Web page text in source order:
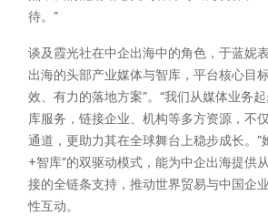
待。”
谈及霞光社在中企出海中的角色，于蓝妮
出海的头部产业媒体与智库，平台核心目
效、有力的落地方案”。“我们从媒体业务
库服务，链接企业、机构等多方资源，不
通道，更助力其在全球舞台上稳步成长。”
+智库”的双驱动模式，能为中企出海提供
接的全链条支持，推动世界贸易与中国企
性互动。